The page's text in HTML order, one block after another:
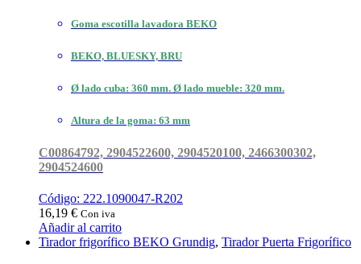
Goma escotilla lavadora BEKO
BEKO, BLUESKY, BRU
Ø lado cuba: 360 mm. Ø lado mueble: 320 mm.
Altura de la goma: 63 mm
C00864792, 2904522600, 2904520100, 2466300302,
2904524600
Código: 222.1090047-R202
16,19 € Con iva
Añadir al carrito
Tirador frigorífico BEKO Grundig, Tirador Puerta Frigorífico